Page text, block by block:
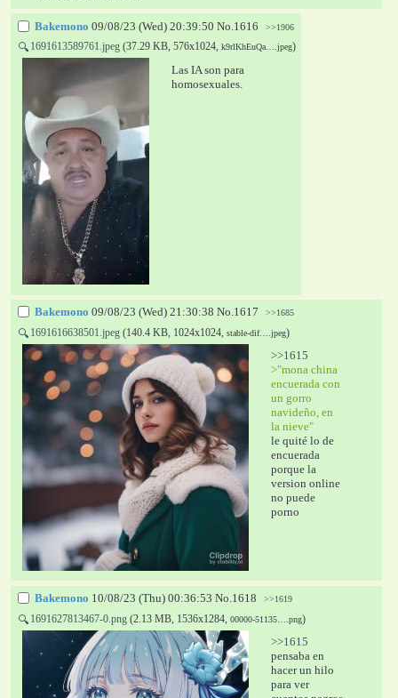
Bakemono 09/08/23 (Wed) 20:39:50 No. 1616 >>1906
🔍 1691613589761.jpeg (37.29 KB, 576x1024, k9rlKhEuQa….jpeg)
Las IA son para
homosexuales.
Bakemono 09/08/23 (Wed) 21:30:38 No.1617 >>1685
🔍 1691616638501.jpeg (140.4 KB, 1024x1024, stable-dif….jpeg)
>>1615
>"mona china
encuerada con
un gorro
navideño, en
la nieve"
le quité lo de
encuerada
porque la
version online
no puede
porno
Bakemono 10/08/23 (Thu) 00:36:53 No.1618 >>1619
🔍 1691627813467-0.png (2.13 MB, 1536x1284, 00000-51135….png)
>>1615
pensaba en
hacer un hilo
para ver